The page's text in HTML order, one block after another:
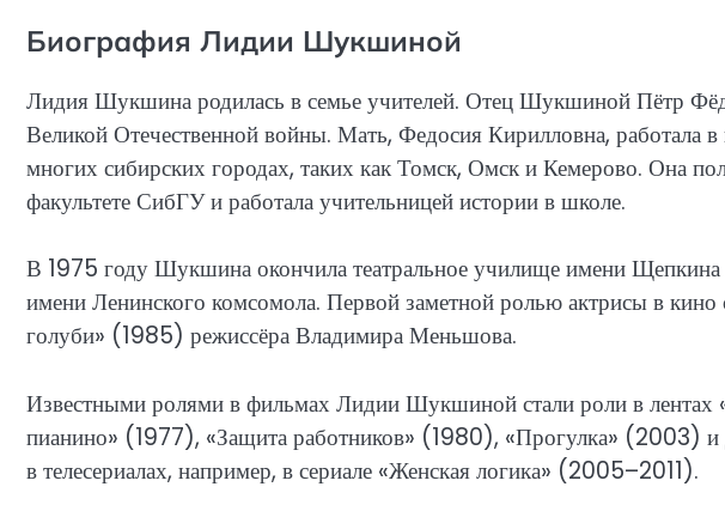
Биография Лидии Шукшиной
Лидия Шукшина родилась в семье учителей. Отец Шукшиной Пётр
Великой Отечественной войны. Мать, Федосия Кирилловна, работала
многих сибирских городах, таких как Томск, Омск и Кемерово. Она
факультете СибГУ и работала учительницей истории в школе.
В 1975 году Шукшина окончила театральное училище имени Щепкина
имени Ленинского комсомола. Первой заметной ролью актрисы в
голуби» (1985) режиссёра Владимира Меньшова.
Известными ролями в фильмах Лидии Шукшиной стали роли в лентах
пианино» (1977), «Защита работников» (1980), «Прогулка» (2003) и
в телесериалах, например, в сериале «Женская логика» (2005–2011).